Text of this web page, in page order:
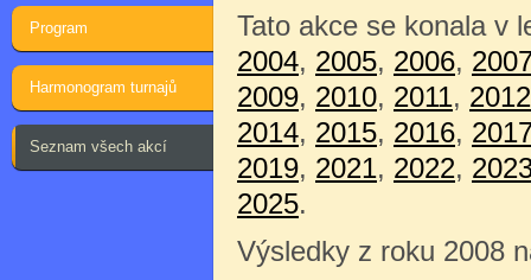
Program
Harmonogram turnajů
Seznam všech akcí
Tato akce se konala v
2004, 2005, 2006,
2009, 2010, 2011, 2012
2014, 2015, 2016,
2019, 2021, 2022,
2025.
Výsledky z roku 2008